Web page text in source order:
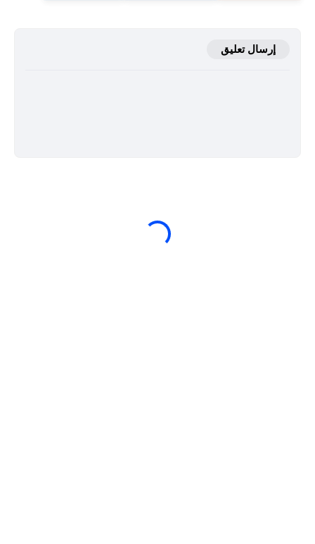
إرسال تعليق